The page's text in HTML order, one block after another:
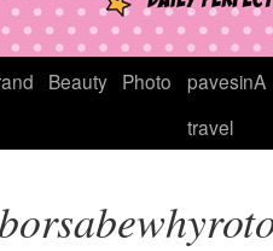
Beauty Photo
pavesinA
travel